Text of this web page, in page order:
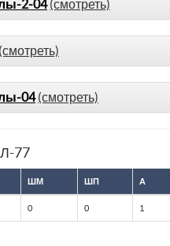
2-04 (смотреть)
(смотреть)
04 (смотреть)
77
ШМ ШП А
0 0 1